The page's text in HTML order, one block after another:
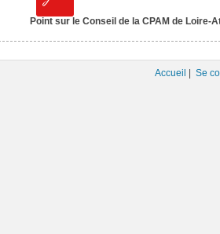
Point sur le Conseil de la CPAM de Loire-
Accueil | Se